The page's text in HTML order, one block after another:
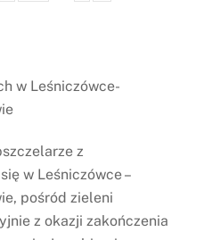
w Leśniczówce-
z
w Leśniczówce –
pośród zieleni
z okazji zakończenia